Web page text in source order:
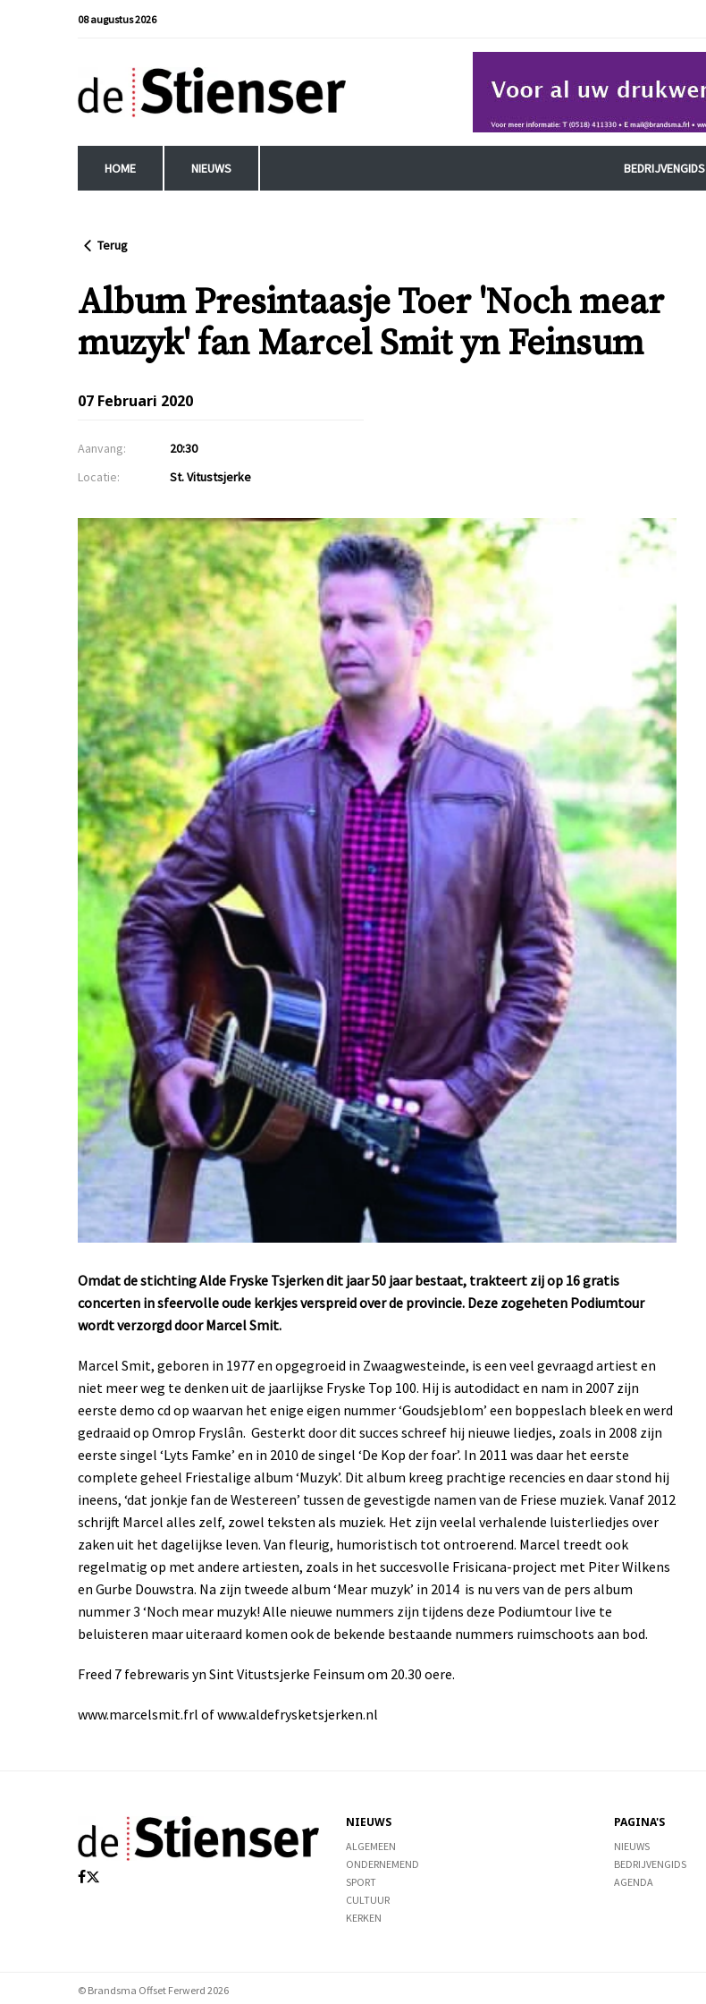
08 augustus 2026
HOME NIEUWS BEDRIJVENGIDS
Terug
Album Presintaasje Toer 'Noch mear
muzyk' fan Marcel Smit yn Feinsum
07 Februari 2020
Aanvang:
20:30
Locatie:
St. Vitustsjerke
Omdat de stichting Alde Fryske Tsjerken dit jaar 50 jaar bestaat, trakteert zij op 16 gratis
concerten in sfeervolle oude kerkjes verspreid over de provincie. Deze zogeheten Podiumtour
wordt verzorgd door Marcel Smit.
Marcel Smit, geboren in 1977 en opgegroeid in Zwaagwesteinde, is een veel gevraagd artiest en
niet meer weg te denken uit de jaarlijkse Fryske Top 100. Hij is autodidact en nam in 2007 zijn
eerste demo cd op waarvan het enige eigen nummer ‘Goudsjeblom’ een boppeslach bleek en werd
gedraaid op Omrop Fryslân. Gesterkt door dit succes schreef hij nieuwe liedjes, zoals in 2008 zijn
eerste singel ‘Lyts Famke’ en in 2010 de singel ‘De Kop der foar’. In 2011 was daar het eerste
complete geheel Friestalige album ‘Muzyk’. Dit album kreeg prachtige recencies en daar stond hij
ineens, ‘dat jonkje fan de Westereen’ tussen de gevestigde namen van de Friese muziek. Vanaf 2012
schrijft Marcel alles zelf, zowel teksten als muziek. Het zijn veelal verhalende luisterliedjes over
zaken uit het dagelijkse leven. Van fleurig, humoristisch tot ontroerend. Marcel treedt ook
regelmatig op met andere artiesten, zoals in het succesvolle Frisicana-project met Piter Wilkens
en Gurbe Douwstra. Na zijn tweede album ‘Mear muzyk’ in 2014 is nu vers van de pers album
nummer 3 ‘Noch mear muzyk! Alle nieuwe nummers zijn tijdens deze Podiumtour live te
beluisteren maar uiteraard komen ook de bekende bestaande nummers ruimschoots aan bod.
Freed 7 febrewaris yn Sint Vitustsjerke Feinsum om 20.30 oere.
www.marcelsmit.frl of www.aldefrysketsjerken.nl
NIEUWS
ALGEMEEN
ONDERNEMEND
SPORT
CULTUUR
KERKEN
PAGINA'S
NIEUWS
BEDRIJVENGIDS
AGENDA
© Brandsma Offset Ferwerd 2026